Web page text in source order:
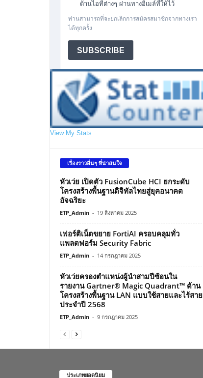
View My Stats
เรื่องราวอื่นๆ ที่น่าสนใจ
หัวเว่ย เปิดตัว FusionCube HCI ยกระดับ
โครงสร้างพื้นฐานดิจิทัลไทยสู่ยุคอนาคต
อัจฉริยะ
ETP_Admin - 19 สิงหาคม 2025
เฟอร์ติเน็ตขยาย FortiAI ครอบคลุมทั่ว
แพลตฟอร์ม Security Fabric
ETP_Admin - 14 กรกฎาคม 2025
หัวเว่ยครองตำแหน่งผู้นำสามปีซ้อนใน
รายงาน Gartner® Magic Quadrant™ ด้าน
โครงสร้างพื้นฐาน LAN แบบใช้สายและไร้สาย
ประจำปี 2568
ETP_Admin - 9 กรกฎาคม 2025
ประเภทยอดนิยม